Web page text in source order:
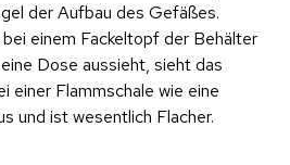
der Aufbau des Gefäßes.
bei einem Fackeltopf der Behälter
Dose aussieht, sieht das
einer Flammschale wie eine
und ist wesentlich Flacher.